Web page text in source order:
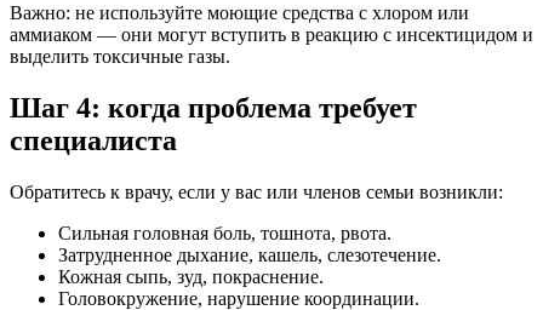
Важно: не используйте моющие средства с хлором или
аммиаком — они могут вступить в реакцию с инсектицидом и
выделить токсичные газы.
Шаг 4: когда проблема требует
специалиста
Обратитесь к врачу, если у вас или членов семьи возникли:
Сильная головная боль, тошнота, рвота.
Затрудненное дыхание, кашель, слезотечение.
Кожная сыпь, зуд, покраснение.
Головокружение, нарушение координации.